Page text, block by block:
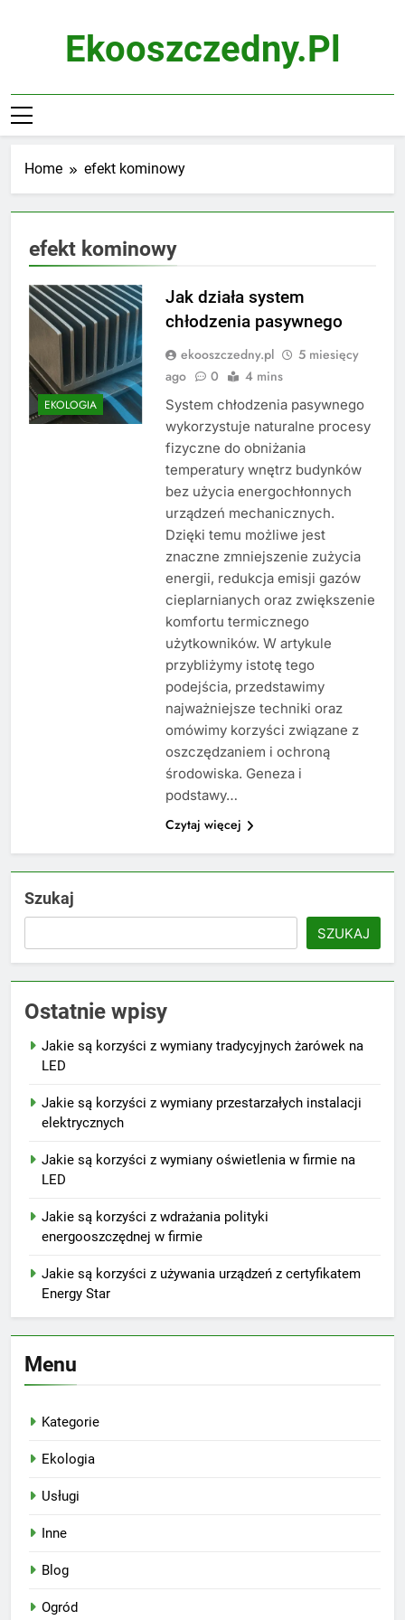
Ekooszczedny.pl
Home efekt kominowy
efekt kominowy
EKOLOGIA
Jak działa system
chłodzenia pasywnego
ekooszczedny.pl
5 miesięcy
ago
0 4 mins
System chłodzenia pasywnego
wykorzystuje naturalne procesy
fizyczne do obniżania
temperatury wnętrz budynków
bez użycia energochłonnych
urządzeń mechanicznych.
Dzięki temu możliwe jest
znaczne zmniejszenie zużycia
energii, redukcja emisji gazów
cieplarnianych oraz zwiększenie
komfortu termicznego
użytkowników. W artykule
przybliżymy istotę tego
podejścia, przedstawimy
najważniejsze techniki oraz
omówimy korzyści związane z
oszczędzaniem i ochroną
środowiska. Geneza i
podstawy…
Czytaj więcej
Szukaj
SZUKAJ
Ostatnie wpisy
Jakie są korzyści z wymiany tradycyjnych żarówek na
LED
Jakie są korzyści z wymiany przestarzałych instalacji
elektrycznych
Jakie są korzyści z wymiany oświetlenia w firmie na
LED
Jakie są korzyści z wdrażania polityki
energooszczędnej w firmie
Jakie są korzyści z używania urządzeń z certyfikatem
Energy Star
Menu
Kategorie
Ekologia
Usługi
Inne
Blog
Ogród